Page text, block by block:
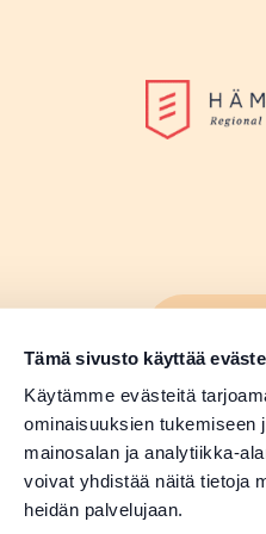
Tämä sivusto käyttää
Käytämme evästeitä
ominaisuuksien tukemiseen
mainosalan ja analytiikka-
voivat yhdistää näitä tietoja
heidän palvelujaan.
Lisää
Sivu
Lisää